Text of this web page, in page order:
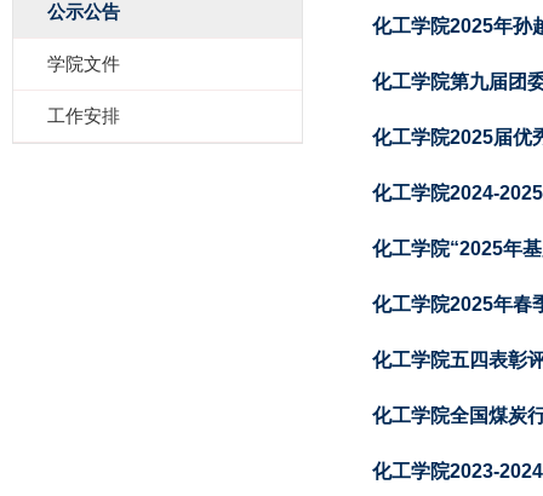
公示公告
学院文件
工作安排
化工学院2025年孙
化工学院第九届团
化工学院2025届优
化工学院2024-
化工学院“2025年
化工学院2025年春
化工学院五四表彰
化工学院全国煤炭
化工学院2023-